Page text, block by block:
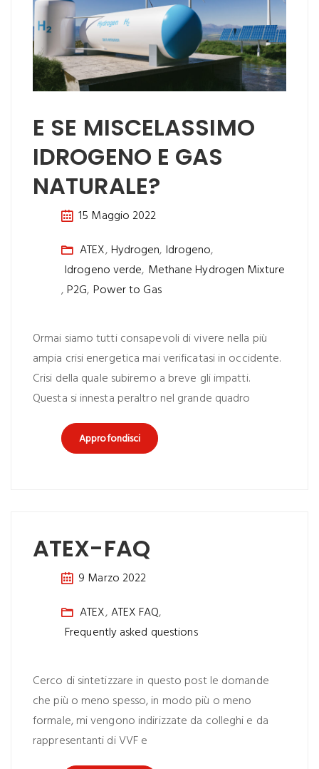
E SE MISCELASSIMO
IDROGENO E GAS
NATURALE?
15 Maggio 2022
ATEX, Hydrogen, Idrogeno,
Idrogeno verde, Methane Hydrogen Mixture
,P2G, Power to Gas
Ormai siamo tutti consapevoli di vivere nella più
ampia crisi energetica mai verificatasi in occidente.
Crisi della quale subiremo a breve gli impatti.
Questa si innesta peraltro nel grande quadro
Approfondisci
ATEX-FAQ
9 Marzo 2022
ATEX, ATEX FAQ,
Frequently asked questions
Cerco di sintetizzare in questo post le domande
che più o meno spesso, in modo più o meno
formale, mi vengono indirizzate da colleghi e da
rappresentanti di VVF e